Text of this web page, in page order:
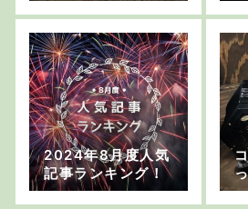
2024年8月度人気
記事ランキング！